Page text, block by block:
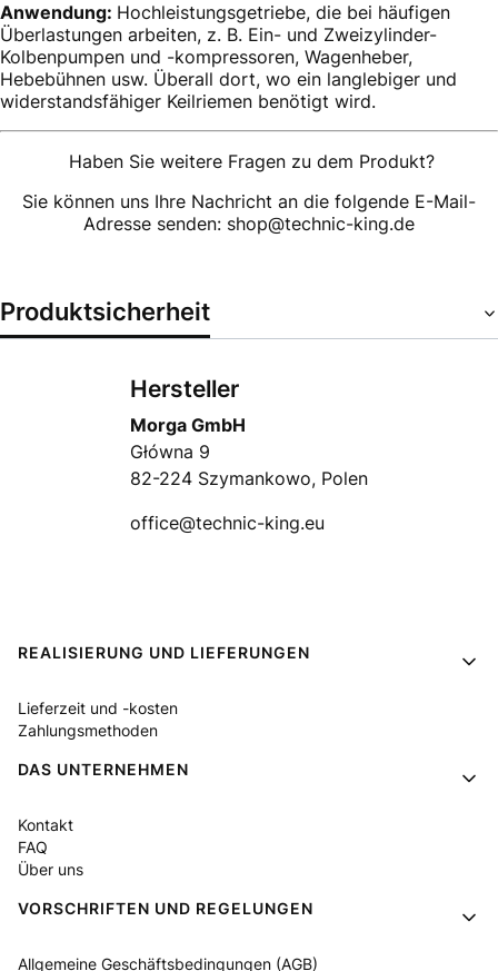
Anwendung: Hochleistungsgetriebe, die bei häufigen
Überlastungen arbeiten, z. B. Ein- und Zweizylinder-
Kolbenpumpen und -kompressoren, Wagenheber,
Hebebühnen usw. Überall dort, wo ein langlebiger und
widerstandsfähiger Keilriemen benötigt wird.
Haben Sie weitere Fragen zu dem Produkt?
Sie können uns Ihre Nachricht an die folgende E-Mail-
Adresse senden: shop@technic-king.de
Produktsicherheit
Hersteller
Morga GmbH
Główna 9
82-224 Szymankowo, Polen
office@technic-king.eu
Fußzeilenmenü
REALISIERUNG UND LIEFERUNGEN
Lieferzeit und -kosten
Zahlungsmethoden
DAS UNTERNEHMEN
Kontakt
FAQ
Über uns
VORSCHRIFTEN UND REGELUNGEN
Allgemeine Geschäftsbedingungen (AGB)